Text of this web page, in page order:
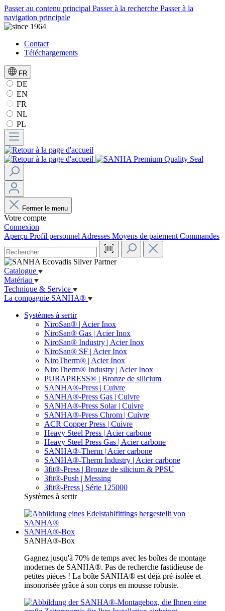
Passer au contenu principal Passer à la recherche Passer à la
navigation principale
Contact
Téléchargements
FR
DE
EN
FR
NL
PL
Fermer le menu
Votre compte
Connexion
Aperçu Profil personnel Adresses Moyens de paiement Commandes
Catalogue
Matériau
Technique & Service
La compagnie SANHA®
Systèmes à sertir
NiroSan® | Acier Inox
NiroSan® Gas | Acier Inox
NiroSan® Industry | Acier Inox
NiroSan® SF | Acier Inox
NiroTherm® | Acier Inox
NiroTherm® Industry | Acier Inox
PURAPRESS® | Bronze de silicium
SANHA®-Press | Cuivre
SANHA®-Press Gas | Cuivre
SANHA®-Press Solar | Cuivre
SANHA®-Press Chrom | Cuivre
ACR Copper Press | Cuivre
Heavy Steel Press | Acier carbone
Heavy Steel Press Gas | Acier carbone
SANHA®-Therm | Acier carbone
SANHA®-Therm Industry | Acier carbone
3fit®-Press | Bronze de silicium & PPSU
3fit®-Push | Messing
3fit®-Press | Série 125000
Systèmes à sertir
SANHA®-Box
SANHA®-Box
Gagnez jusqu'à 70% de temps avec les boîtes de montage
modernes de SANHA®. Pas de recherche fastidieuse de
petites pièces ! La boîte SANHA® est déjà pré-isolée et
insonorisée grâce à son corps en mousse robuste.